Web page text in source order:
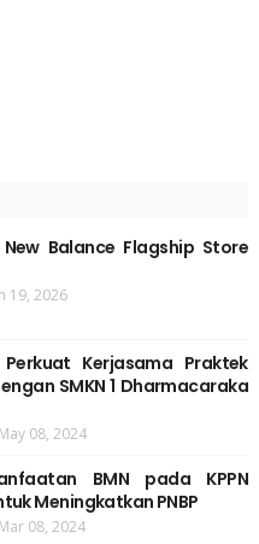
Balance Flagship Store
19, 2026
Perkuat Kerjasama Praktek
SMKN 1 Dharmacaraka
May 08, 2024
BMN pada KPPN
Meningkatkan PNBP
Mar 08, 2024